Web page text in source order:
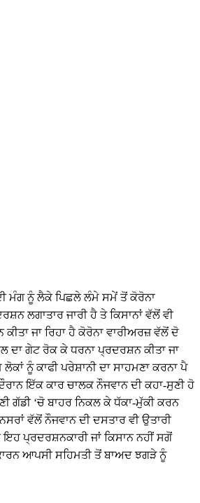
ਮੰਗ ਨੂੰ ਲੈਕੇ ਪਿਛਲੇ ਲੰਮੇ ਸਮੇਂ ਤੋਂ ਕੋਰੋਨਾ
ਲਗਾਤਾਰ ਜਾਰੀ ਹੈ ਤੇ ਕਿਸਾਨਾਂ ਵੱਲੋਂ ਵੀ
ਜਾ ਰਿਹਾ ਹੈ ਕੋਰੋਨਾ ਵਾਰੀਅਰਜ਼ ਵੱਲੋਂ ਦੋ
ਦਾ ਗੇਟ ਰੋਕ ਕੇ ਧਰਨਾ ਪ੍ਰਦਰਸ਼ਨ ਕੀਤਾ ਜਾ
ਨੂੰ ਕਾਫੀ ਪਰੇਸ਼ਾਨੀ ਦਾ ਸਾਹਮਣਾ ਕਰਨਾ ਪੈ
ਇੱਕ ਕਾਰ ਚਾਲਕ ਨੌਜਵਾਨ ਦੀ ਕਹਾ-ਸੁਣੀ ਹੋ
ਗੱਡੀ ‘ਚੋ ਬਾਹਰ ਨਿਕਲ ਕੇ ਧੱਕਾ-ਮੁੱਕੀ ਕਰਨ
ਵੱਲੋਂ ਨੌਜਵਾਨ ਦੀ ਦਸਤਾਰ ਵੀ ਉਤਾਰੀ
ਪ੍ਰਦਰਸ਼ਨਕਾਰੀ ਜਾਂ ਕਿਸਾਨ ਨਹੀਂ ਸਗੋਂ
ਆਪਸੀ ਸਹਿਮਤੀ ਤੋਂ ਬਾਅਦ ਝਗੜੇ ਨੂੰ